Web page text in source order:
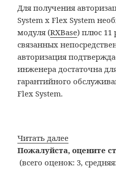
Sales
Professional
v3
Для получения
System x Flex System
модуля (RXBase) плюс 11
связанных
авторизация
инженера достаточна
гарантийного
Flex System.
Читать далееLenovo:
Получил
Пожалуйста, оцените
(всего оценок: 3,